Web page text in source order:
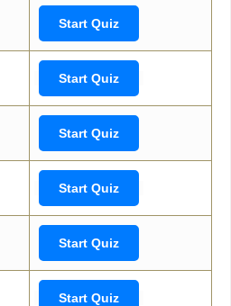
Start Quiz
Start Quiz
Start Quiz
Start Quiz
Start Quiz
Start Quiz